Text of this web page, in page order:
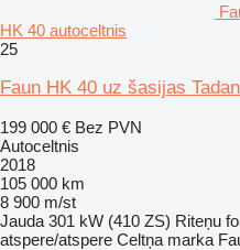
HK 40 autoceltnis
25
Faun HK 40 uz šasijas
199 000 € Bez PVN
Autoceltnis
2018
105 000 km
8 900 m/st
Jauda 301 kW (410 ZS) Riteņu
atspere/atspere Celtņa marka